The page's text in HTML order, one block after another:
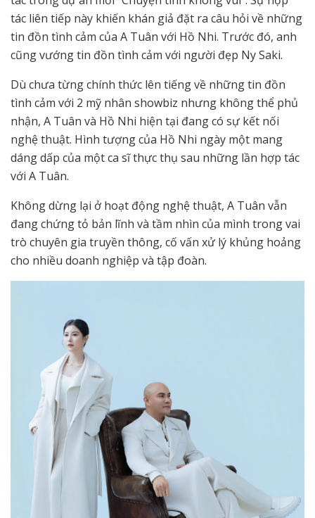
tác liên tiếp này khiến khán giả đặt ra câu hỏi về những
tin đồn tình cảm của A Tuân với Hồ Nhi. Trước đó, anh
cũng vướng tin đồn tình cảm với người đẹp Ny Saki.
Dù chưa từng chính thức lên tiếng về những tin đồn
tình cảm với 2 mỹ nhân showbiz nhưng không thể phủ
nhận, A Tuân và Hồ Nhi hiện tại đang có sự kết nối
nghệ thuật. Hình tượng của Hồ Nhi ngày một mang
dáng dấp của một ca sĩ thực thụ sau những lần hợp tác
với A Tuân.
Không dừng lại ở hoạt động nghệ thuật, A Tuân vẫn
đang chứng tỏ bản lĩnh và tầm nhìn của mình trong vai
trò chuyên gia truyền thông, cố vấn xử lý khủng hoảng
cho nhiều doanh nghiệp và tập đoàn.